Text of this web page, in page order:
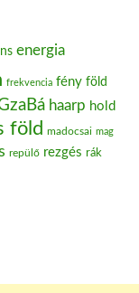
energia
frekvencia fény föld
haarp hold
föld madocsai mag
repülő rezgés rák